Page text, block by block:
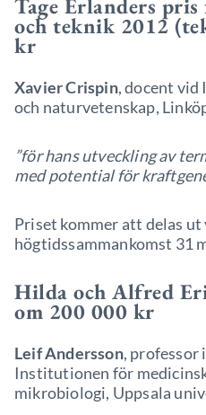
Tage Erlanders
och teknik 2012
kr
Xavier Crispin, docent
och naturvetenskap,
”för hans utveckling av
med potential för
Priset kommer att delas ut
högtidssammankomst 31
Hilda och Alfred
om 200 000 kr
Leif Andersson, professor
Institutionen för
mikrobiologi, Uppsala